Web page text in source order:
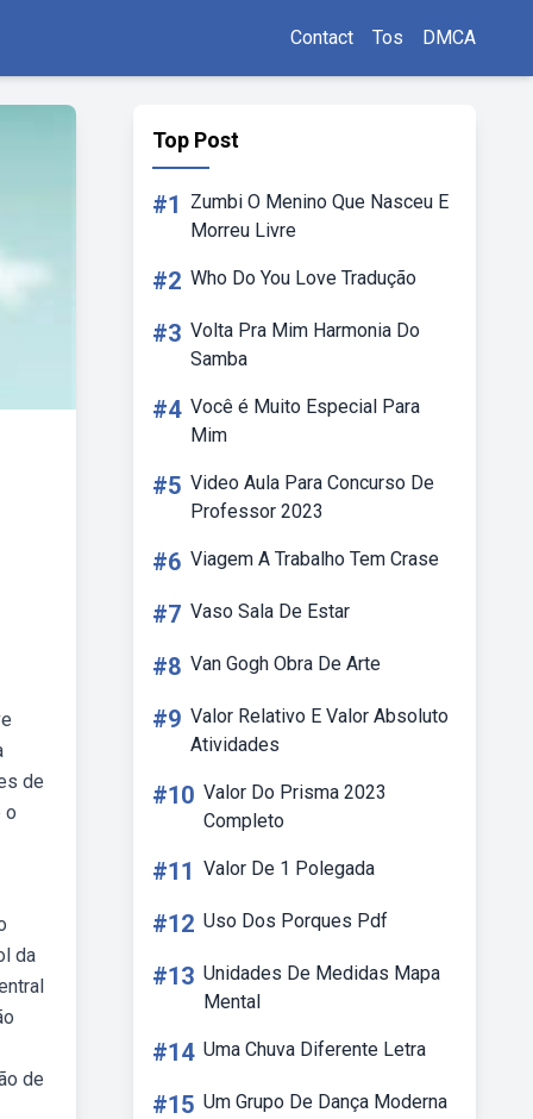
Contact Tos DMCA
de
o
da
de
Top Post
#1
Zumbi O Menino Que Nasceu E
Morreu Livre
#2 Who Do You Love Tradução
#3 Volta Pra Mim Harmonia Do
Samba
#4 Você é Muito Especial Para
Mim
#5 Video Aula Para Concurso De
Professor 2023
#6 Viagem A Trabalho Tem Crase
#7 Vaso Sala De Estar
#8 Van Gogh Obra De Arte
#9 Valor Relativo E Valor Absoluto
Atividades
#10 Valor Do Prisma 2023
Completo
#11 Valor De 1 Polegada
#12 Uso Dos Porques Pdf
#13 Unidades De Medidas Mapa
Mental
#14 Uma Chuva Diferente Letra
#15 Um Grupo De Dança Moderna